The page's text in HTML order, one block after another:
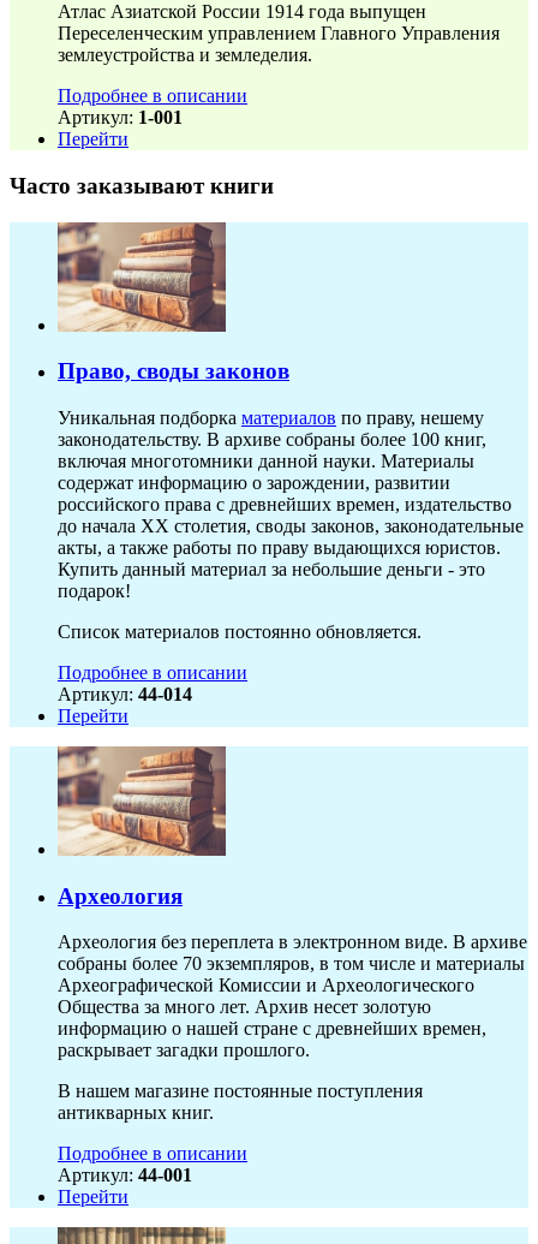
Атлас Азиатской России 1914 года выпущен
Переселенческим управлением Главного Управления
землеустройства и земледелия.
Подробнее в описании
Артикул: 1-001
Перейти
Часто заказывают книги
Право, своды законов
Уникальная подборка материалов по праву, нешему
законодательству. В архиве собраны более 100 книг,
включая многотомники данной науки. Материалы
содержат информацию о зарождении, развитии
российского права с древнейших времен, издательство
до начала XX столетия, своды законов, законодательные
акты, а также работы по праву выдающихся юристов.
Купить данный материал за небольшие деньги - это
подарок!
Список материалов постоянно обновляется.
Подробнее в описании
Артикул: 44-014
Перейти
Археология
Археология без переплета в электронном виде. В архиве
собраны более 70 экземпляров, в том числе и материалы
Археографической Комиссии и Археологического
Общества за много лет. Архив несет золотую
информацию о нашей стране с древнейших времен,
раскрывает загадки прошлого.
В нашем магазине постоянные поступления
антикварных книг.
Подробнее в описании
Артикул: 44-001
Перейти